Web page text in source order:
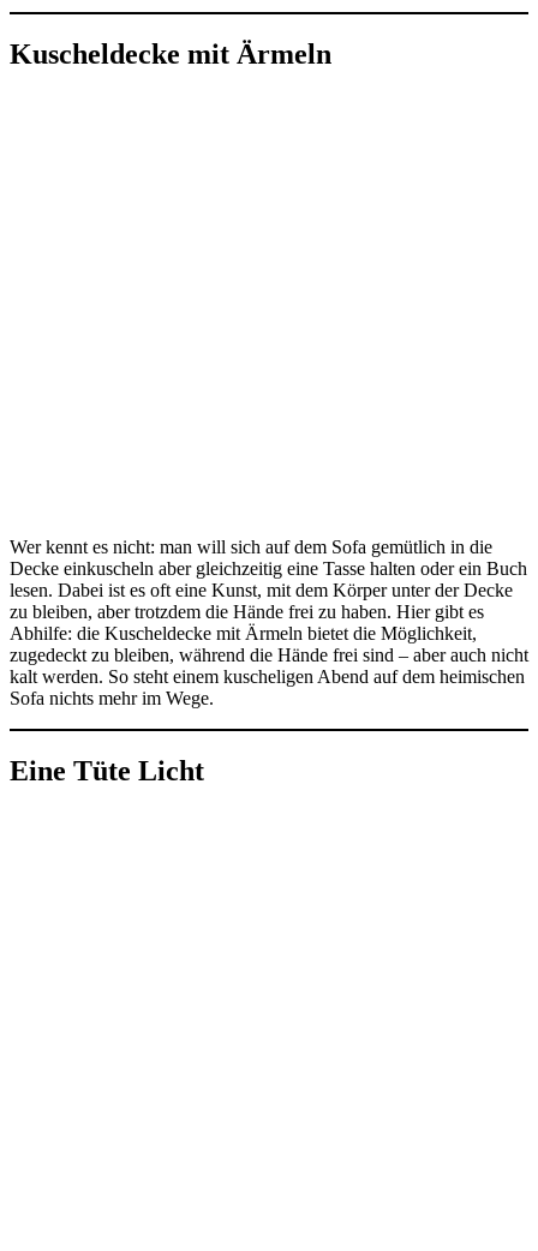
Kuscheldecke mit Ärmeln
Wer kennt es nicht: man will sich auf dem Sofa gemütlich in die
Decke einkuscheln aber gleichzeitig eine Tasse halten oder ein Buch
lesen. Dabei ist es oft eine Kunst, mit dem Körper unter der Decke
zu bleiben, aber trotzdem die Hände frei zu haben. Hier gibt es
Abhilfe: die Kuscheldecke mit Ärmeln bietet die Möglichkeit,
zugedeckt zu bleiben, während die Hände frei sind – aber auch nicht
kalt werden. So steht einem kuscheligen Abend auf dem heimischen
Sofa nichts mehr im Wege.
Eine Tüte Licht